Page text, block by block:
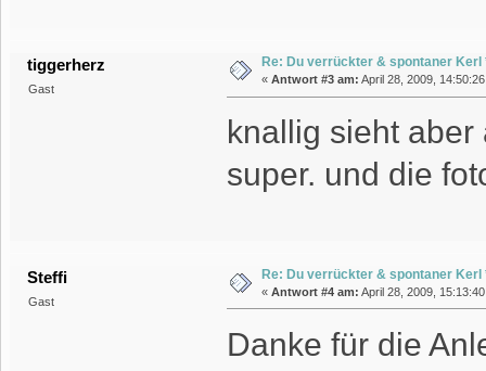
tiggerherz
Gast
Re: Du verrückter & spontaner Kerl
« Antwort #3 am: April 28, 2009,
knallig sieht
super. und die
Steffi
Gast
Re: Du verrückter & spontaner Kerl
« Antwort #4 am: April 28, 2009,
Danke für die